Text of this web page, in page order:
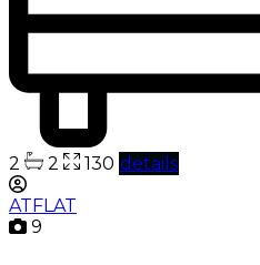
2 2 130 details
ATFLAT
9